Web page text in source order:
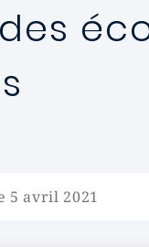
5 avril 2021